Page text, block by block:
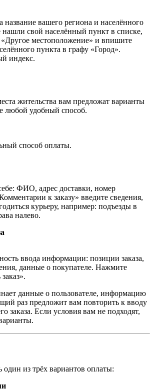
название вашего региона и населённого
свой населённый пункт в списке,
«Другое местоположение» и впишите
пункта в графу «Город».
индекс.
жительства вам предложат варианты
любой удобный способ.
способ оплаты.
ФИО, адрес доставки, номер
к заказу» введите сведения,
курьеру, например: подъезды в
налево.
ввода информации: позиции заказа,
данные о покупателе. Нажмите
данные о пользователе, информацию
раз предложит вам повторить к вводу
заказа. Если условия вам не подходят,
из трёх вариантов оплаты: